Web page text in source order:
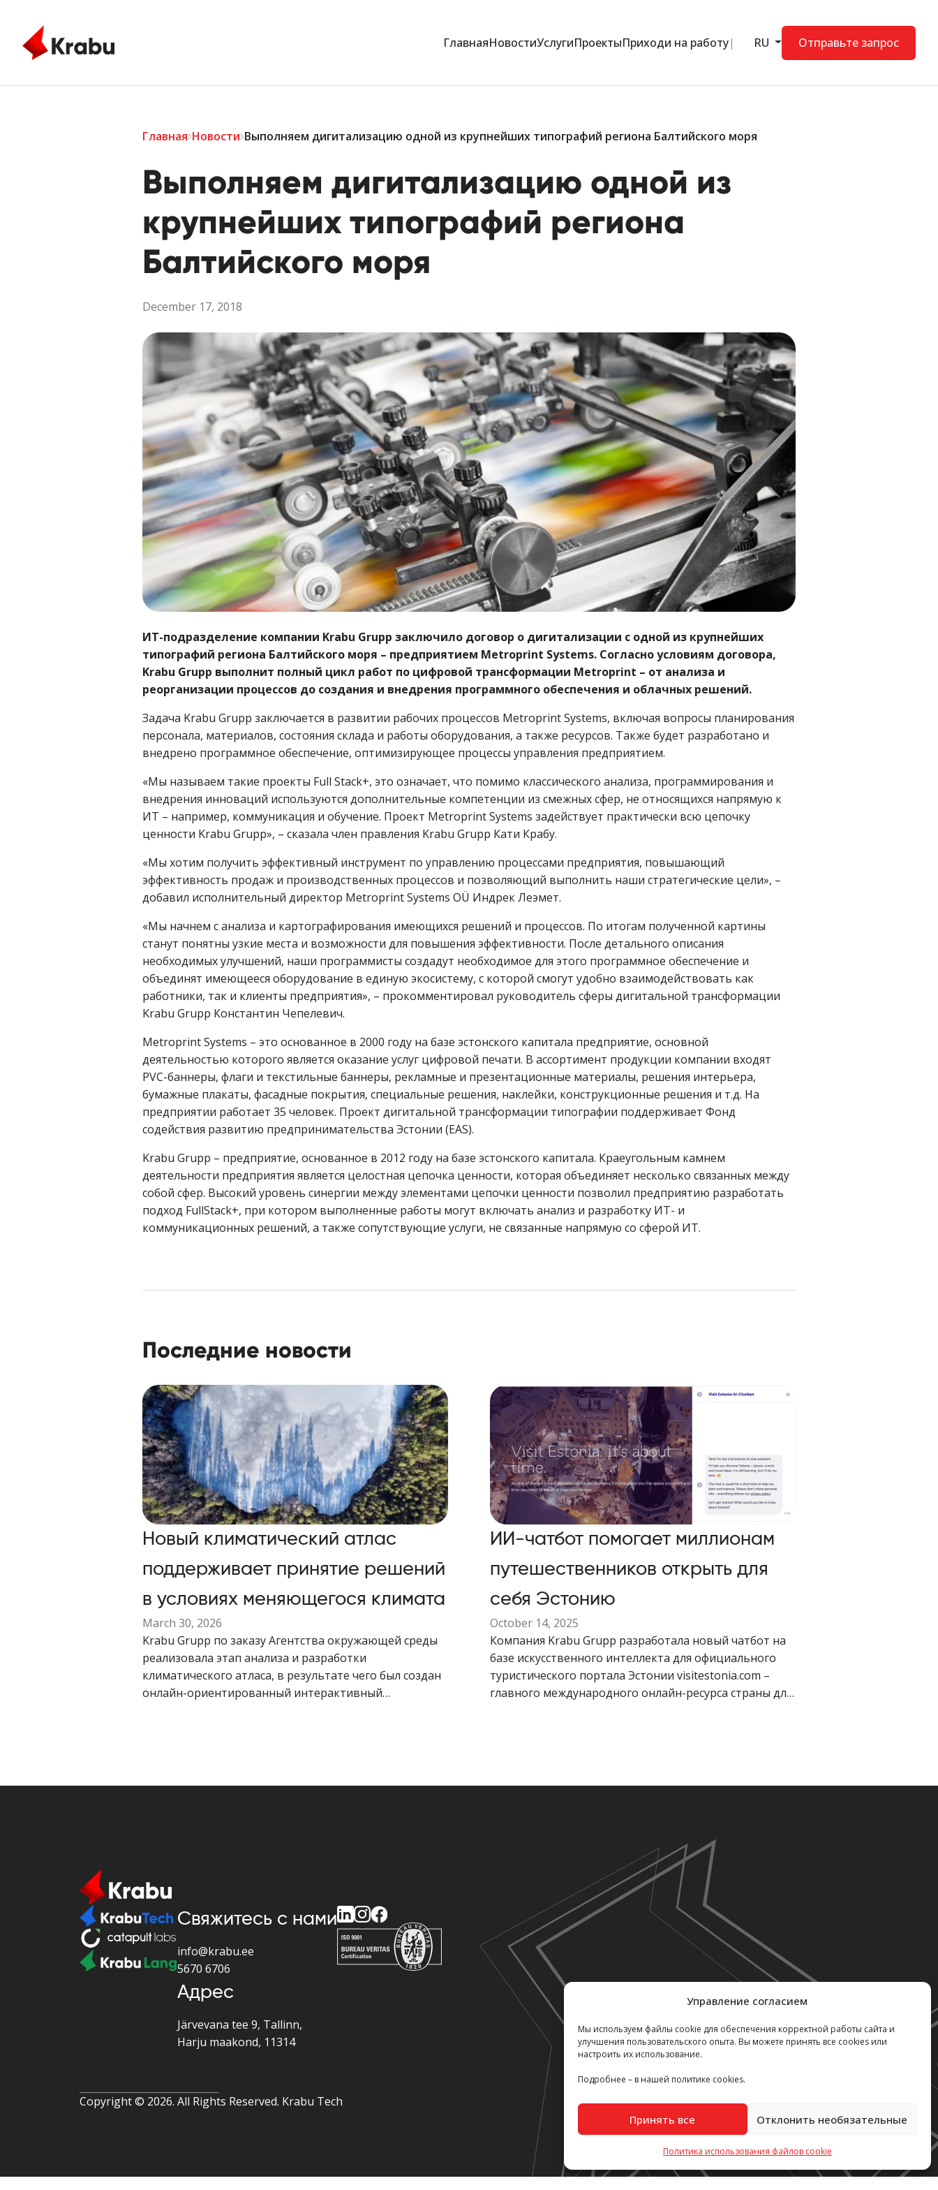
Управление согласием
Мы используем файлы cookie для обеспечения корректной работы сайта и
улучшения пользовательского опыта. Вы можете принять все cookies или
настроить их использование.
Подробнее – в нашей политике cookies.
Принять все Отклонить необязательные
Политика использования файлов cookie
ГлавнаяНовостиУслугиПроектыПриходи на работу RU Отправьте запрос
Главная Новости Выполняем дигитализацию одной из крупнейших типографий региона Балтийского моря
Выполняем дигитализацию одной из
крупнейших типографий региона
Балтийского моря
December 17, 2018
ИТ-подразделение компании Krabu Grupp заключило договор о дигитализации с одной из крупнейших
типографий региона Балтийского моря – предприятием Metroprint Systems. Согласно условиям договора,
Krabu Grupp выполнит полный цикл работ по цифровой трансформации Metroprint – от анализа и
реорганизации процессов до создания и внедрения программного обеспечения и облачных решений.
Задача Krabu Grupp заключается в развитии рабочих процессов Metroprint Systems, включая вопросы планирования
персонала, материалов, состояния склада и работы оборудования, а также ресурсов. Также будет разработано и
внедрено программное обеспечение, оптимизирующее процессы управления предприятием.
«Мы называем такие проекты Full Stack+, это означает, что помимо классического анализа, программирования и
внедрения инноваций используются дополнительные компетенции из смежных сфер, не относящихся напрямую к
ИТ – например, коммуникация и обучение. Проект Metroprint Systems задействует практически всю цепочку
ценности Krabu Grupp», – сказала член правления Krabu Grupp Кати Крабу.
«Мы хотим получить эффективный инструмент по управлению процессами предприятия, повышающий
эффективность продаж и производственных процессов и позволяющий выполнить наши стратегические цели», –
добавил исполнительный директор Metroprint Systems OÜ Индрек Леэмет.
«Мы начнем с анализа и картографирования имеющихся решений и процессов. По итогам полученной картины
станут понятны узкие места и возможности для повышения эффективности. После детального описания
необходимых улучшений, наши программисты создадут необходимое для этого программное обеспечение и
объединят имеющееся оборудование в единую экосистему, с которой смогут удобно взаимодействовать как
работники, так и клиенты предприятия», – прокомментировал руководитель сферы дигитальной трансформации
Krabu Grupp Константин Чепелевич.
Metroprint Systems – это основанное в 2000 году на базе эстонского капитала предприятие, основной
деятельностью которого является оказание услуг цифровой печати. В ассортимент продукции компании входят
PVC-баннеры, флаги и текстильные баннеры, рекламные и презентационные материалы, решения интерьера,
бумажные плакаты, фасадные покрытия, специальные решения, наклейки, конструкционные решения и т.д. На
предприятии работает 35 человек. Проект дигитальной трансформации типографии поддерживает Фонд
содействия развитию предпринимательства Эстонии (EAS).
Krabu Grupp – предприятие, основанное в 2012 году на базе эстонского капитала. Краеугольным камнем
деятельности предприятия является целостная цепочка ценности, которая объединяет несколько связанных между
собой сфер. Высокий уровень синергии между элементами цепочки ценности позволил предприятию разработать
подход FullStack+, при котором выполненные работы могут включать анализ и разработку ИТ- и
коммуникационных решений, а также сопутствующие услуги, не связанные напрямую со сферой ИТ.
Последние новости
Новый климатический атлас
поддерживает принятие решений
в условиях меняющегося климата
March 30, 2026
Krabu Grupp по заказу Агентства окружающей среды
реализовала этап анализа и разработки
климатического атласа, в результате чего был создан
онлайн-ориентированный интерактивный
ИИ-чатбот помогает миллионам
путешественников открыть для
себя Эстонию
October 14, 2025
Компания Krabu Grupp разработала новый чатбот на
базе искусственного интеллекта для официального
туристического портала Эстонии visitestonia.com –
главного международного онлайн-ресурса страны для
Свяжитесь с нами
info@krabu.ee
5670 6706
Адрес
Järvevana tee 9, Tallinn,
Harju maakond, 11314
Copyright © 2026. All Rights Reserved. Krabu Tech